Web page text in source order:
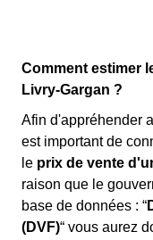
Comment estimer
Livry-Gargan ?
Afin d'appréhender
est important de
le prix de vente
raison que le
base de données : “
(DVF)“ vous aurez